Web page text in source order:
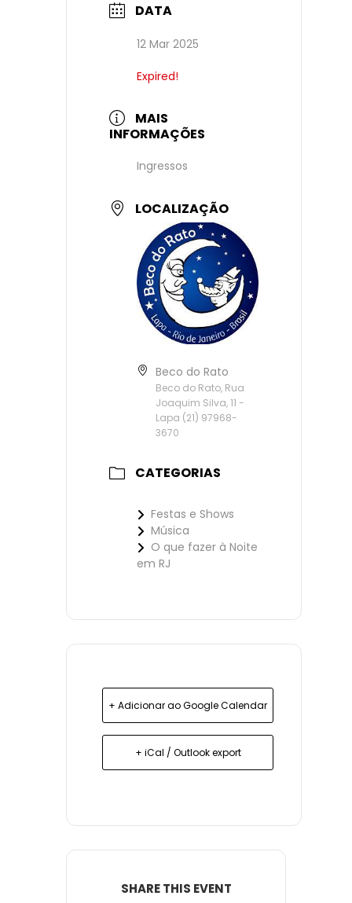
DATA
12 Mar 2025
Expired!
MAIS
INFORMAÇÕES
Ingressos
LOCALIZAÇÃO
Beco do Rato
Beco do Rato, Rua
Joaquim Silva, 11 -
Lapa (21) 97968-
3670
CATEGORIAS
Festas e Shows
Música
O que fazer à Noite
em RJ
+ Adicionar ao Google Calendar
+ iCal / Outlook export
SHARE THIS EVENT